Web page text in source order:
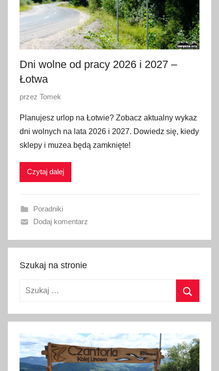
Dni wolne od pracy 2026 i 2027 –
Łotwa
O
u
b
l
i
a
n
1
l
a
0
2
6
przez Tomek
Planujesz urlop na Łotwie? Zobacz aktualny wykaz
dni wolnych na lata 2026 i 2027. Dowiedz się, kiedy
sklepy i muzea będą zamknięte!
Czytaj dalej
Poradniki
Dodaj komentarz
Szukaj na stronie
Szukaj: